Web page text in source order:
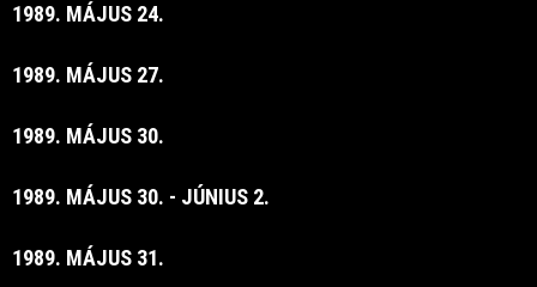
1989. MÁJUS 24.
1989. MÁJUS 27.
1989. MÁJUS 30.
1989. MÁJUS 30. - JÚNIUS 2.
1989. MÁJUS 31.